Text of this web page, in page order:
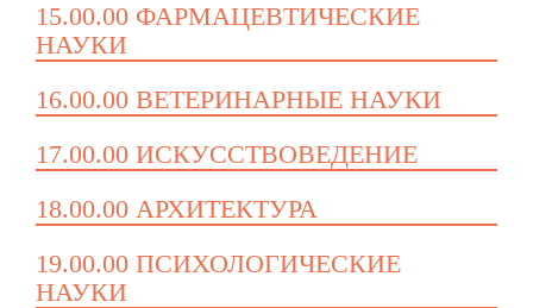
15.00.00 ФАРМАЦЕВТИЧЕСКИЕ
НАУКИ
16.00.00 ВЕТЕРИНАРНЫЕ НАУКИ
17.00.00 ИСКУССТВОВЕДЕНИЕ
18.00.00 АРХИТЕКТУРА
19.00.00 ПСИХОЛОГИЧЕСКИЕ
НАУКИ